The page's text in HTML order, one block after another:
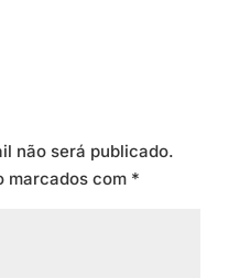
não será publicado.
marcados com *